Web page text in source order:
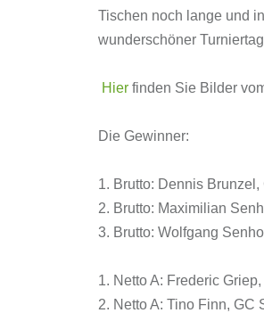
Tischen noch lange und
wunderschöner
Hierfinden Sie Bilder
Die Gewinner:
1. Brutto: Dennis
2. Brutto: Maximilian
3. Brutto: Wolfgang
1. Netto A: Frederic
2. Netto A: Tino Finn, GC